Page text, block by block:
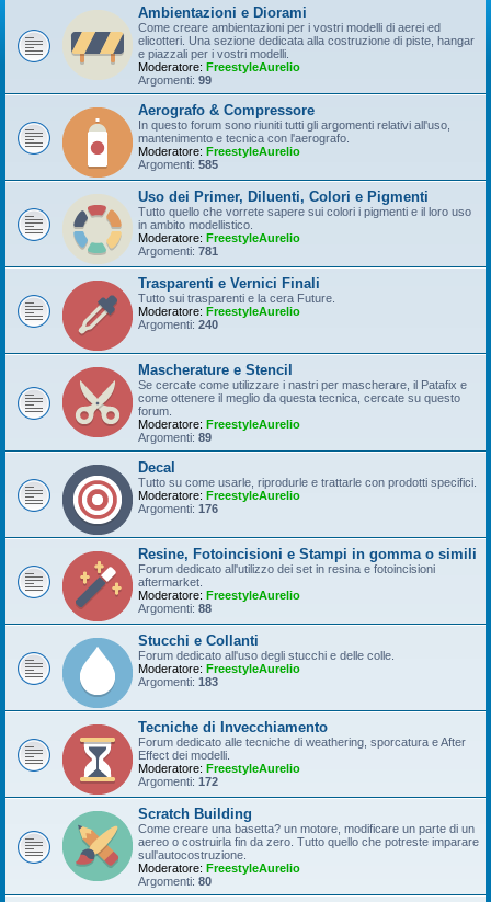
Ambientazioni e Diorami
Come creare ambientazioni per i vostri modelli di aerei ed
elicotteri. Una sezione dedicata alla costruzione di piste, hangar
e piazzali per i vostri modelli.
Moderatore: FreestyleAurelio
Argomenti: 99
Aerografo & Compressore
In questo forum sono riuniti tutti gli argomenti relativi all'uso,
mantenimento e tecnica con l'aerografo.
Moderatore: FreestyleAurelio
Argomenti: 585
Uso dei Primer, Diluenti, Colori e Pigmenti
Tutto quello che vorrete sapere sui colori i pigmenti e il loro uso
in ambito modellistico.
Moderatore: FreestyleAurelio
Argomenti: 781
Trasparenti e Vernici Finali
Tutto sui trasparenti e la cera Future.
Moderatore: FreestyleAurelio
Argomenti: 240
Mascherature e Stencil
Se cercate come utilizzare i nastri per mascherare, il Patafix e
come ottenere il meglio da questa tecnica, cercate su questo
forum.
Moderatore: FreestyleAurelio
Argomenti: 89
Decal
Tutto su come usarle, riprodurle e trattarle con prodotti specifici.
Moderatore: FreestyleAurelio
Argomenti: 176
Resine, Fotoincisioni e Stampi in gomma o simili
Forum dedicato all'utilizzo dei set in resina e fotoincisioni
aftermarket.
Moderatore: FreestyleAurelio
Argomenti: 88
Stucchi e Collanti
Forum dedicato all'uso degli stucchi e delle colle.
Moderatore: FreestyleAurelio
Argomenti: 183
Tecniche di Invecchiamento
Forum dedicato alle tecniche di weathering, sporcatura e After
Effect dei modelli.
Moderatore: FreestyleAurelio
Argomenti: 172
Scratch Building
Come creare una basetta? un motore, modificare un parte di un
aereo o costruirla fin da zero. Tutto quello che potreste imparare
sull'autocostruzione.
Moderatore: FreestyleAurelio
Argomenti: 80